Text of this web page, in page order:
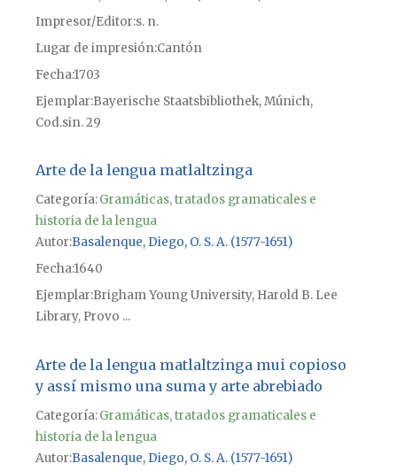
Impresor/Editor s. n.
Lugar de impresiónCantón
Fecha1703
Ejemplar Bayerische Staatsbibliothek, Múnich,
Cod.sin. 29
Arte de la lengua matlaltzinga
Categoría:Gramáticas, tratados gramaticales e
historia de la lengua
Autor Basalenque, Diego, O. S. A. (1577-1651)
Fecha1640
Ejemplar Brigham Young University, Harold B. Lee
Library, Provo ...
Arte de la lengua matlaltzinga mui copioso
y assí mismo una suma y arte abrebiado
Categoría:Gramáticas, tratados gramaticales e
historia de la lengua
Autor Basalenque, Diego, O. S. A. (1577-1651)